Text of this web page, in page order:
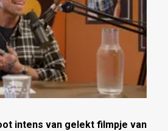
intens van gelekt filmpje van